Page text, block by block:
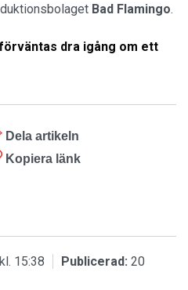
Bad Flamingo.
dra igång om ett
Dela artikeln
Kopiera länk
15:38 Publicerad: 20